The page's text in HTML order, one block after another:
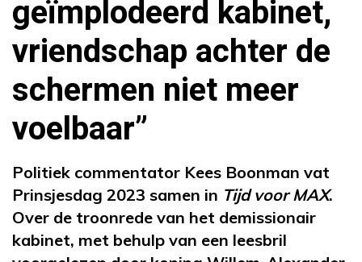
geïmplodeerd kabinet,
vriendschap achter de
schermen niet meer
voelbaar”
Politiek commentator Kees Boonman vat
Prinsjesdag 2023 samen in Tijd voor MAX.
Over de troonrede van het demissionair
kabinet, met behulp van een leesbril